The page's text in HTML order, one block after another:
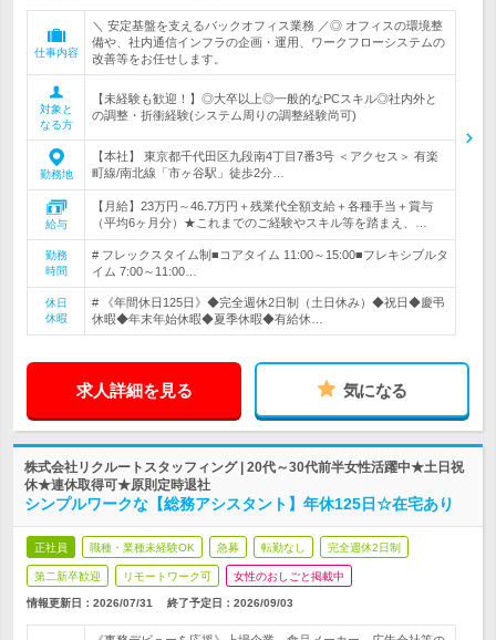
仕事内容
＼ 安定基盤を支えるバックオフィス業務 ／◎ オフィスの環境整
備や、社内通信インフラの企画・運用、ワークフローシステムの
改善等をお任せします。
対象と
なる方
【未経験も歓迎！】◎大卒以上◎一般的なPCスキル◎社内外と
の調整・折衝経験(システム周りの調整経験尚可)
勤務地
【本社】 東京都千代田区九段南4丁目7番3号 ＜アクセス＞ 有楽
町線/南北線「市ヶ谷駅」徒歩2分…
給与
【月給】23万円～46.7万円＋残業代全額支給＋各種手当＋賞与
（平均6ヶ月分）★これまでのご経験やスキル等を踏まえ、…
勤務
時間
# フレックスタイム制■コアタイム 11:00～15:00■フレキシブルタ
イム 7:00～11:00…
休日
休暇
# 《年間休日125日》◆完全週休2日制（土日休み）◆祝日◆慶弔
休暇◆年末年始休暇◆夏季休暇◆有給休…
求人詳細を見る 気になる
株式会社リクルートスタッフィング | 20代～30代前半女性活躍中★土日祝
休★連休取得可★原則定時退社
シンプルワークな【総務アシスタント】年休125日☆在宅あり
正社員 職種・業種未経験OK 急募 転勤なし 完全週休2日制
第二新卒歓迎 リモートワーク可 女性のおしごと掲載中
情報更新日：2026/07/31 終了予定日： 2026/09/03